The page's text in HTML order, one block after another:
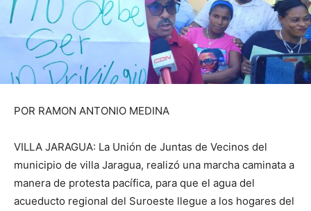
POR RAMON ANTONIO MEDINA
VILLA JARAGUA: La Unión de Juntas de Vecinos del
municipio de villa Jaragua, realizó una marcha caminata a
manera de protesta pacífica, para que el agua del
acueducto regional del Suroeste llegue a los hogares del